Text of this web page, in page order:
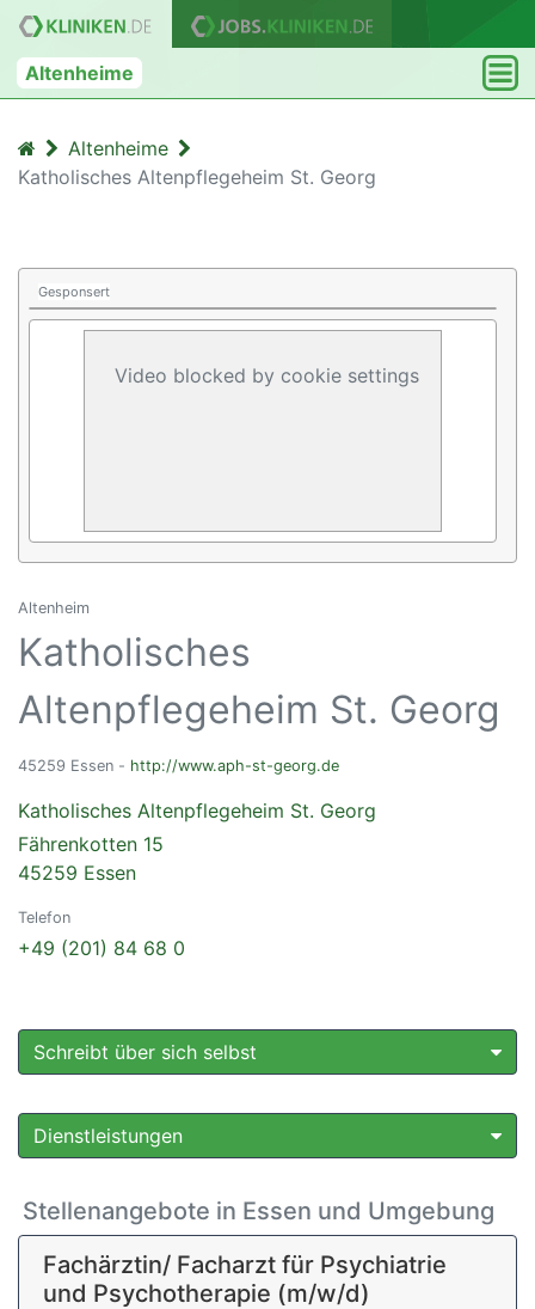
Altenheime
Altenheime
Katholisches Altenpflegeheim St. Georg
Gesponsert
Video blocked by cookie settings
Altenheim
Katholisches
Altenpflegeheim St. Georg
45259 Essen - http://www.aph-st-georg.de
Katholisches Altenpflegeheim St. Georg
Fährenkotten 15
45259 Essen
Telefon
+49 (201) 84 68 0
Schreibt über sich selbst
Dienstleistungen
Stellenangebote in Essen und Umgebung
Fachärztin/ Facharzt für Psychiatrie
und Psychotherapie (m/w/d)